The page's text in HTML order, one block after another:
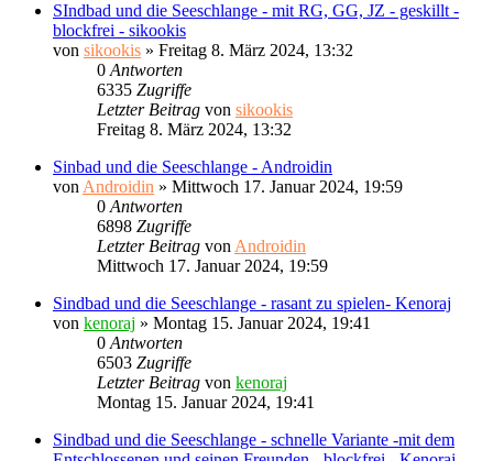
SIndbad und die Seeschlange - mit RG, GG, JZ - geskillt -
blockfrei - sikookis
von sikookis » Freitag 8. März 2024, 13:32
0Antworten
6335 Zugriffe
Letzter Beitrag von sikookis
Freitag 8. März 2024, 13:32
Sinbad und die Seeschlange - Androidin
vonAndroidin » Mittwoch 17. Januar 2024, 19:59
0Antworten
6898 Zugriffe
Letzter Beitrag vonAndroidin
Mittwoch 17. Januar 2024, 19:59
Sindbad und die Seeschlange - rasant zu spielen- Kenoraj
von kenoraj » Montag 15. Januar 2024, 19:41
0Antworten
6503 Zugriffe
Letzter Beitrag von kenoraj
Montag 15. Januar 2024, 19:41
Sindbad und die Seeschlange - schnelle Variante -mit dem